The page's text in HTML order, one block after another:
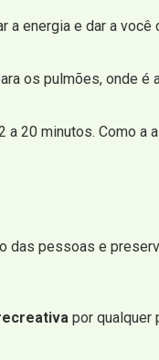
energia e dar a você
os pulmões, onde é
20 minutos. Como a
das pessoas e
por qualquer